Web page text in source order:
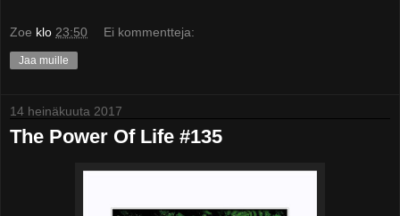
Zoe klo 23:50 Ei kommentteja:
Jaa muille
14 heinäkuuta 2017
The Power Of Life #135